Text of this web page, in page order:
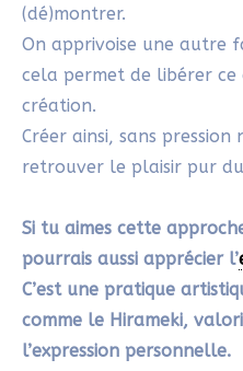
Cela fait tellement
approche qui
sans pression ni
retrouver ce regard
libre. C’est
SYLVIE